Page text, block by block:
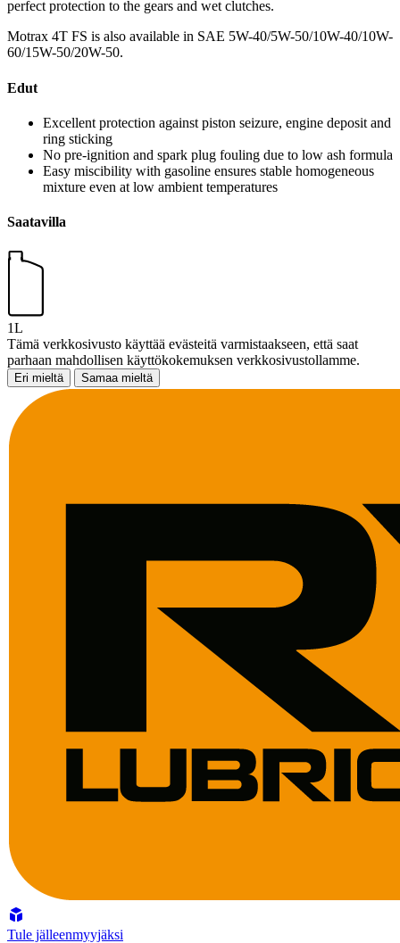
perfect protection to the gears and wet clutches.
Motrax 4T FS is also available in SAE 5W-40/5W-50/10W-40/10W-
60/15W-50/20W-50.
Edut
Excellent protection against piston seizure, engine deposit and
ring sticking
No pre-ignition and spark plug fouling due to low ash formula
Easy miscibility with gasoline ensures stable homogeneous
mixture even at low ambient temperatures
Saatavilla
1L
Tämä verkkosivusto käyttää evästeitä varmistaakseen, että saat
parhaan mahdollisen käyttökokemuksen verkkosivustollamme.
Eri mieltä Samaa mieltä
Tule jälleenmyyjäksi